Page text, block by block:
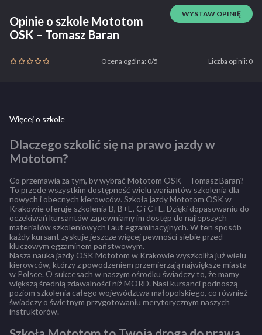
Opinie o szkole Mototom
OSK – Tomasz Baran
WYSTAW OPINIĘ
Ocena ogólna: 0/5 Liczba opinii: 0
Więcej o szkole
Dlaczego szkolić się na prawo jazdy w
Mototom?
Co przemawia za tym, by wybrać Mototom OSK – Tomasz Baran?
To przede wszystkim dostępność wielu wariantów szkolenia dla
nowych i obecnych kierowców. Szkoła jazdy Mototom OSK w
Krakowie oferuje szkolenia B, B+E, C i C+E. Dzięki dopasowaniu do
oczekiwań kursantów zapewniamy im dostęp do najlepszych
materiałów szkoleniowych i aut egzaminacyjnych. W ten sposób
każdy kursant zyskuje jeszcze więcej pewności siebie przed
kluczowym egzaminem państwowym.
Nasza nauka jazdy OSK Mototom w Krakowie wyszkoliła już wielu
kierowców, którzy z powodzeniem przemierzają największe miasta
w Polsce. O sukcesach w naszym ośrodku świadczy to, że mamy
większą średnią zdawalności niż MORD. Nasi kursanci podnoszą
poziom szkolenia całego województwa małopolskiego, co również
świadczy o świetnym przygotowaniu merytorycznym naszych
instruktorów.